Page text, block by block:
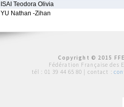
ISAI Teodora Olivia
YU Nathan -Zihan
Copyright © 2015
Fédération Française des
tél : 01 39 44 65 80 | contact :